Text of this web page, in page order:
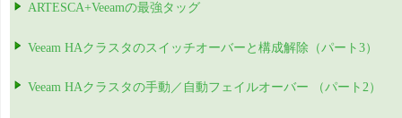
ARTESCA+Veeamの最強タッグ
Veeam HAクラスタのスイッチオーバーと構成解除（パート3）
Veeam HAクラスタの手動／自動フェイルオーバー （パート2）